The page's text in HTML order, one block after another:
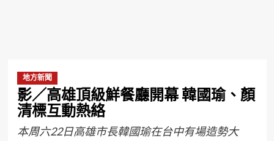
地方新聞
影／高雄頂級鮮餐廳開幕 韓國瑜、顏
清標互動熱絡
本周六22日高雄市長韓國瑜在台中有場造勢大